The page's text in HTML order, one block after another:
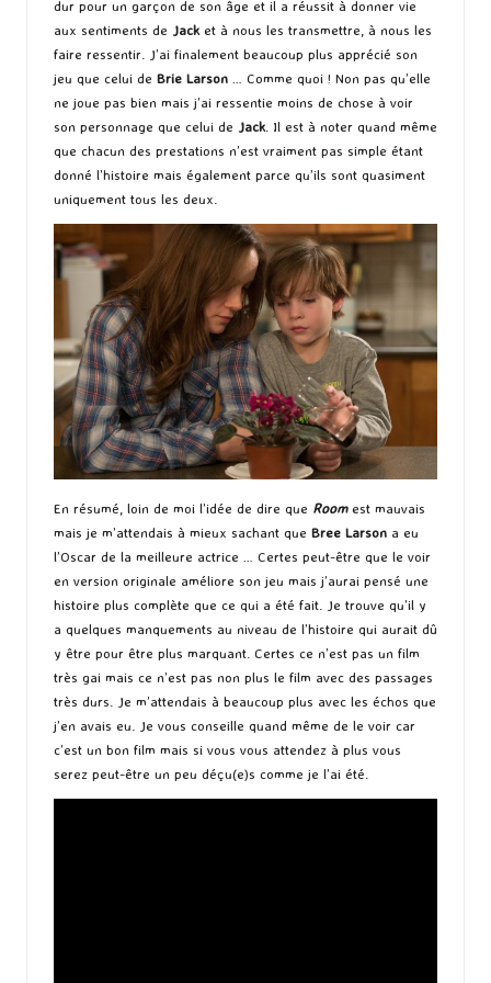
dur pour un garçon de son âge et il a réussit à donner vie
aux sentiments de Jack et à nous les transmettre, à nous les
faire ressentir. J’ai finalement beaucoup plus apprécié son
jeu que celui de Brie Larson … Comme quoi ! Non pas qu’elle
ne joue pas bien mais j’ai ressentie moins de chose à voir
son personnage que celui de Jack . Il est à noter quand même
que chacun des prestations n’est vraiment pas simple étant
donné l’histoire mais également parce qu’ils sont quasiment
uniquement tous les deux.
En résumé, loin de moi l’idée de dire que Room est mauvais
mais je m’attendais à mieux sachant que Bree Larson a eu
l’Oscar de la meilleure actrice … Certes peut-être que le voir
en version originale améliore son jeu mais j’aurai pensé une
histoire plus complète que ce qui a été fait. Je trouve qu’il y
a quelques manquements au niveau de l’histoire qui aurait dû
y être pour être plus marquant. Certes ce n’est pas un film
très gai mais ce n’est pas non plus le film avec des passages
très durs. Je m’attendais à beaucoup plus avec les échos que
j’en avais eu. Je vous conseille quand même de le voir car
c’est un bon film mais si vous vous attendez à plus vous
serez peut-être un peu déçu(e)s comme je l’ai été.